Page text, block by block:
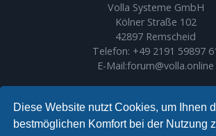
Diese Website nutzt Cookies, um Ihnen
bestmöglichen Komfort bei der Nutzung
Volla Systeme GmbH
Kölner Straße 102
42897 Remscheid
Telefon: +49 2191 59897
E-Mail:forum@volla.online
Ariki Theme byGramziu